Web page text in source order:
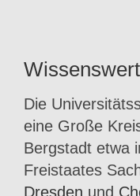
Die
eine Große
Bergstadt etwa
Freistaates
Dresden und